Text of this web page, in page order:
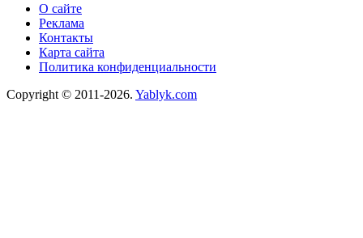
О сайте
Реклама
Контакты
Карта сайта
Политика конфиденциальности
Copyright © 2011-2026. Yablyk.сom